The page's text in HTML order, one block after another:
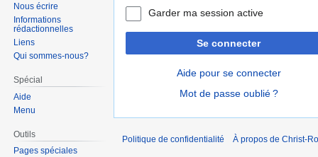
Garder ma session active
Se connecter
Aide pour se connecter
Mot de passe oublié ?
Nous écrire
Informations
rédactionnelles
Liens
Qui sommes-nous?
Spécial
Aide
Menu
Outils
Pages spéciales
Politique de confidentialité À propos de Christ-